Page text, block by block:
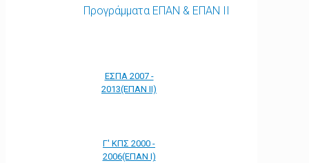
Προγράμματα ΕΠΑΝ & ΕΠΑΝ ΙΙ
ΕΣΠΑ 2007 -
2013(ΕΠΑΝ ΙΙ)
Γ' ΚΠΣ 2000 -
2006(ΕΠΑΝ Ι)